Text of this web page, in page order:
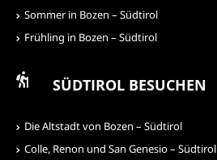
Sommer in Bozen – Südtirol
Frühling in Bozen – Südtirol
SÜDTIROL BESUCHEN
Die Altstadt von Bozen – Südtirol
Colle, Renon und San Genesio – Südtirol